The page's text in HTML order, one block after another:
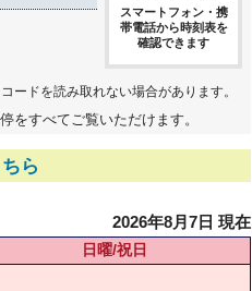
スマートフォン・携
帯電話から時刻表を
確認できます
ードを読み取れない場合があります。
をすべてご覧いただけます。
ら
2026年8月7日 現在
日曜/祝日